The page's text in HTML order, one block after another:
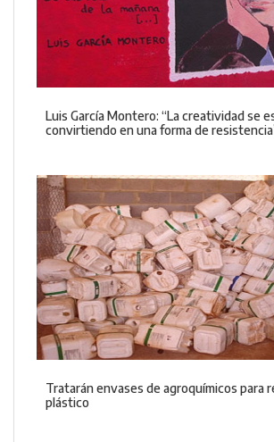
Luis García Montero: “La creatividad se
convirtiendo en una forma de
Tratarán envases de agroquímicos para
plástico